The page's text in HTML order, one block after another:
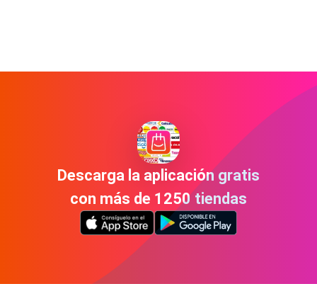
Descarga la aplicación gratis
con más de 1250 tiendas